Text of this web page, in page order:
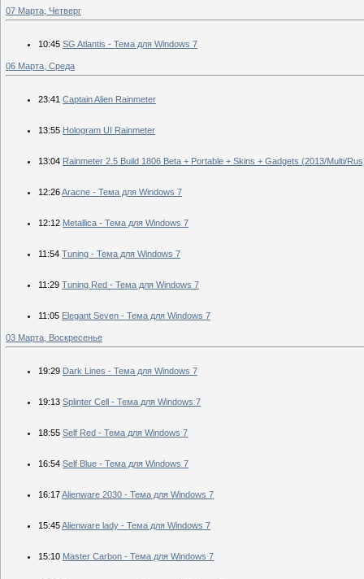
07 Марта, Четверг
10:45 SG Atlantis - Тема для Windows 7
06 Марта, Среда
23:41 Captain Alien Rainmeter
13:55 Hologram UI Rainmeter
13:04 Rainmeter 2.5 Build 1806 Beta + Portable + Skins + Gadgets (2013/Multi/
12:26Aracne - Тема для Windows 7
12:12 Metallica - Тема для Windows 7
11:54 Tuning - Тема для Windows 7
11:29 Tuning Red - Тема для Windows 7
11:05 Elegant Seven - Тема для Windows 7
03 Марта, Воскресенье
19:29 Dark Lines - Тема для Windows 7
19:13 Splinter Cell - Тема для Windows 7
18:55 Self Red - Тема для Windows 7
16:54 Self Blue - Тема для Windows 7
16:17Alienware 2030 - Тема для Windows 7
15:45Alienware lady - Тема для Windows 7
15:10 Master Carbon - Тема для Windows 7